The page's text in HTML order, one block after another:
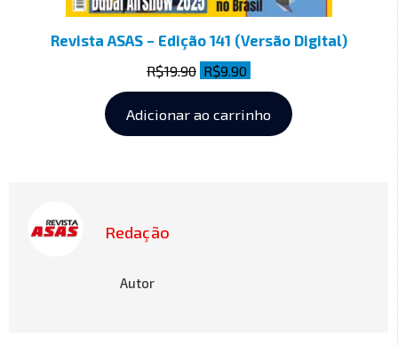
Revista ASAS – Edição 141 (Versão Digital)
R$19.90 R$9.90
Adicionar ao carrinho
Redação
Autor